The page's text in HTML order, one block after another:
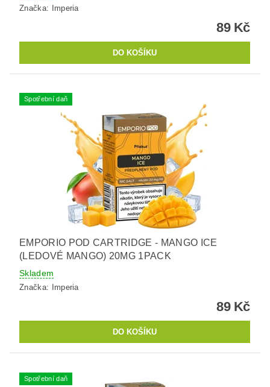
Značka: Imperia
89 Kč
Spotřební daň
EMPORIO POD CARTRIDGE - MANGO ICE
(LEDOVÉ MANGO) 20MG 1PACK
Skladem
Značka: Imperia
89 Kč
Spotřební daň